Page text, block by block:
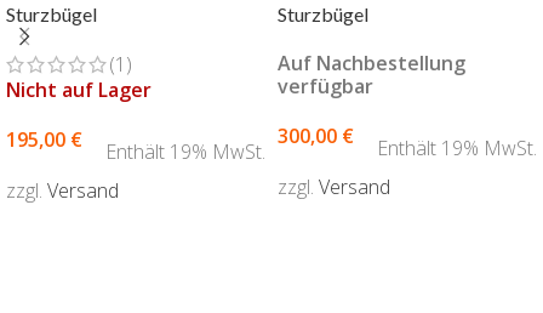
Sturzbügel
(1)
Nicht auf Lager
195,00 €
Enthält 19% MwSt.
zzgl. Versand
Sturzbügel
Auf Nachbestellung
verfügbar
300,00 €
Enthält 19% MwSt.
zzgl. Versand